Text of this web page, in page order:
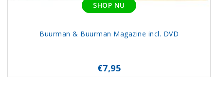
SHOP NU
Buurman & Buurman Magazine incl. DVD
€7,95